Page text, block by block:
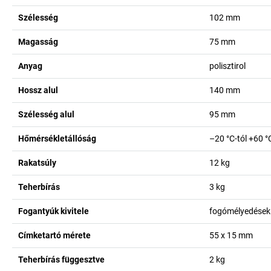
Szélesség 102 mm
Magasság 75 mm
Anyag polisztirol
Hossz alul 140 mm
Szélesség alul 95 mm
Hőmérsékletállóság –20 °C-tól +60
Rakatsúly 12 kg
Teherbírás 3 kg
Fogantyúk kivitele fogómélyedések
Címketartó mérete 55 x 15 mm
Teherbírás függesztve 2 kg